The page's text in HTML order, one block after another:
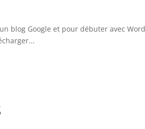
blog Google et pour débuter avec